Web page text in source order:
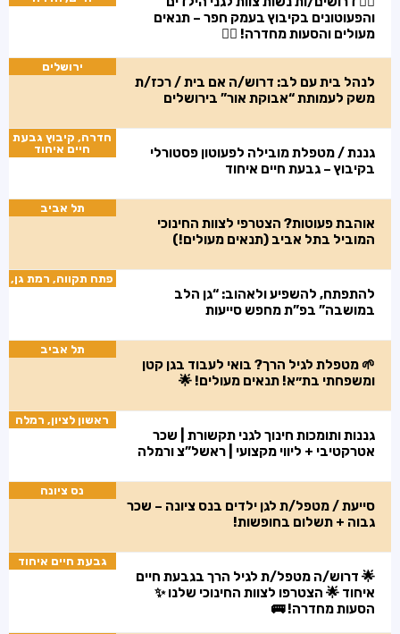
והפעוטונים בקיבוץ בעמק חפר – תנאים
מעולים והסעות מחדרה! 🧚‍♀️
לנהל בית עם לב: דרוש/ה אם בית / רכז/ת
משק לעמותת “אבוקת אור” בירושלים
ירושלים
גננת / מטפלת מובילה לפעוטון פסטורלי
בקיבוץ – גבעת חיים איחוד
חדרה, קיבוץ גבעת
חיים איחוד
אוהבת פעוטות? הצטרפי לצוות החינוכי
המוביל בתל אביב (תנאים מעולים!)
תל אביב
להתפתח, להשפיע ולאהוב: “גן הלב
במושבה” בפ”ת מחפש סייעות
פתח תקווה, רמת גן,
🌱 מטפלת לגיל הרך? בואי לעבוד בגן קטן
ומשפחתי בת״א! תנאים מעולים! 🌟
תל אביב
גננות ותומכות חינוך לגני תקשורת | שכר
אטרקטיבי + ליווי מקצועי | ראשל”צ ורמלה
ראשון לציון, רמלה
סייעת / מטפל/ת לגן ילדים בנס ציונה – שכר
גבוה + תשלום בחופשות!
נס ציונה
🌟 דרוש/ה מטפל/ת לגיל הרך בגבעת חיים
איחוד 🌟 הצטרפו לצוות החינוכי שלנו ✨
הסעות מחדרה! 🚌
גבעת חיים איחוד